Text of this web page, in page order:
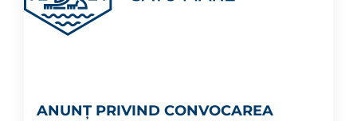
ANUNȚ PRIVIND CONVOCAREA